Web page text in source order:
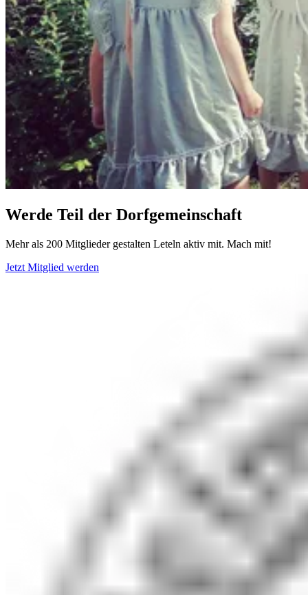
Werde Teil der Dorfgemeinschaft
Mehr als 200 Mitglieder gestalten Leteln aktiv mit. Mach mit!
Jetzt Mitglied werden